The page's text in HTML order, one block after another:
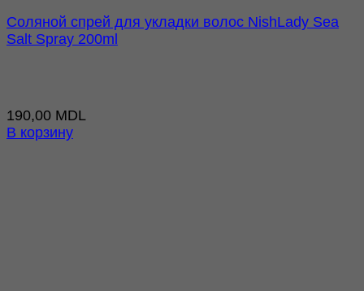
Соляной спрей для укладки волос NishLady Sea
Salt Spray 200ml
190,00 MDL
В корзину